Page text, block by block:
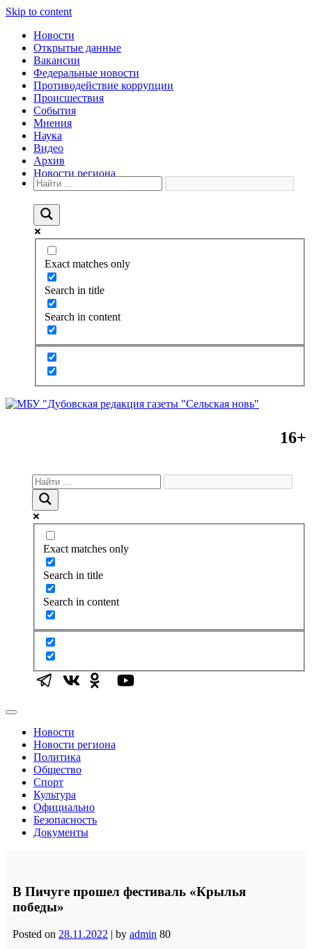
Skip to content
Новости
Открытые данные
Вакансии
Федеральные новости
Противодействие коррупции
Происшествия
События
Мнения
Наука
Видео
Архив
Новости региона
Exact matches only
Search in title
Search in content
16+
Exact matches only
Search in title
Search in content
Новости
Новости региона
Политика
Общество
Спорт
Культура
Официально
Безопасность
Документы
В Пичуге прошел фестиваль «Крылья
победы»
Posted on 28.11.2022 | by admin 80